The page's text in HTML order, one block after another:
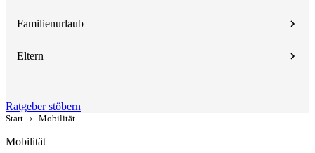
Familienurlaub
Eltern
Ratgeber stöbern
Start › Mobilität
Mobilität